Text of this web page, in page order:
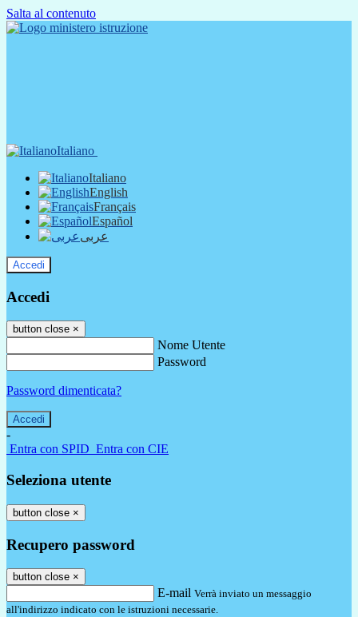
Salta al contenuto
Italiano
Italiano
English
Français
Español
عربى
Accedi
Accedi
button close ×
Nome Utente
Password
Password dimenticata?
-
Entra con SPID Entra con CIE
Seleziona utente
button close ×
Recupero password
button close ×
E-mail Verrà inviato un messaggio
all'indirizzo indicato con le istruzioni necessarie.